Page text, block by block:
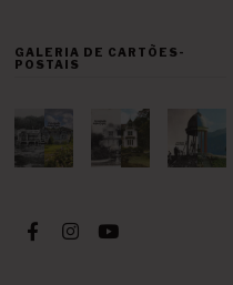
GALERIA DE CARTÕES-
POSTAIS